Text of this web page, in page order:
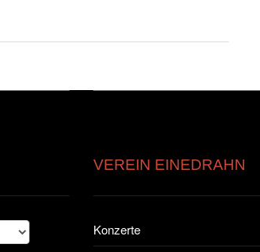
VEREIN EINEDRAHN
Konzerte